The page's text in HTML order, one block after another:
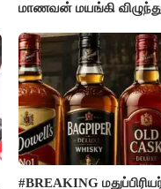
மாணவன் மயங்கி
#BREAKING